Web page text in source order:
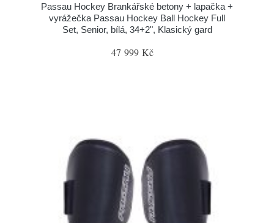
Passau Hockey Brankářské betony + lapačka +
vyrážečka Passau Hockey Ball Hockey Full
Set, Senior, bílá, 34+2", Klasický gard
47 999 Kč